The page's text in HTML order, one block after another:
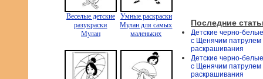
Веселые детские
разукраски
Мулан
Умные раскраски
Мулан для самых
маленьких
Последние
Детские черно-
с Щенячим патрулем
раскрашивания
Детские черно-
с Щенячим патрулем
раскрашивания